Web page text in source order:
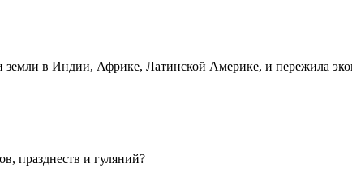
в Индии, Африке, Латинской Америке, и пережила
празднеств и гуляний?